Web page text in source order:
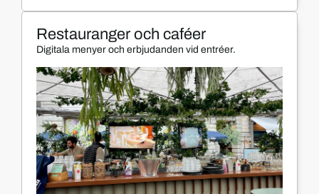
Restauranger och caféer
Digitala menyer och erbjudanden vid entréer.